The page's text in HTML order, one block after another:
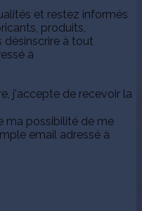
et restez informés
produits,
désinscrire à tout
à
j'accepte de recevoir la
ma possibilité de me
email adressé à